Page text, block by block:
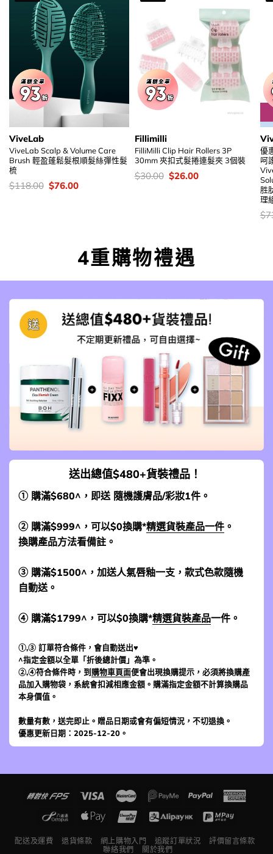
ViveLab
ViveLab Scalp & Volume Care
Brush 輕盈蓬鬆髮根順髮絲彈性髮
梳
價
錢：
$118.00 Original
price
$76.00Current
Fillimilli
FilliMilli Clip Hair Rollers 3P
30mm 夾扣式髮捲連髮夾 3個裝
價
錢：
$30.00 Original
price
$26.00Current
優
呵
胜
理
價
錢
$
4重購物禮遇
送出總值$480+貨裝禮品！
① 購滿$680^，即送 隨機護膚品/彩妝1件。
② 購滿$999^，可以$0換購*精選貨裝產品一件 。
換購產品方法看備註。
③ 購滿$1500^，加送人氣唇釉一支，款式色款隨機
自動送。
④ 購滿$1799^，可以$0換購*精選貨裝產品一件。
①,③ 訂單符合條件，會自動送出♥
^指定金額以全單「折後總計價」為準。
②,④符合條件時，到 購物車頁面便會出現換購提示，必須將換購產
品加入購物袋，系統會扣減相應金額。購滿指定金額不計算換購品
本身價值。
數量有數，送完即止。贈品日期或會有偏短情況，不切退換。
優惠更新日期：2025-12-20。
配送及運費 退貨條款 網上購物入門 追蹤訂單狀況
評價留言條款
聯絡我們
關於我們